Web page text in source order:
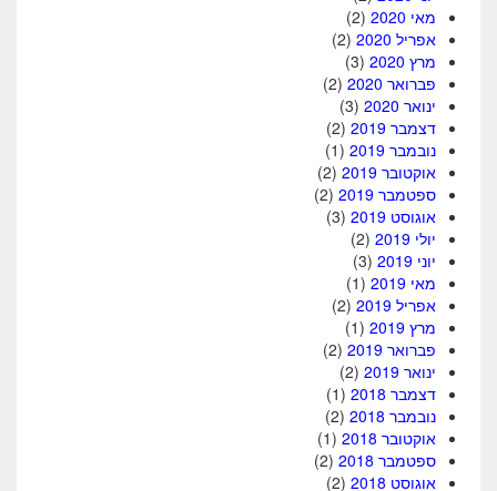
מאי 2020
(2)
אפריל 2020
(2)
מרץ 2020
(3)
פברואר 2020
(2)
ינואר 2020
(3)
דצמבר 2019
(2)
נובמבר 2019
(1)
אוקטובר 2019
(2)
ספטמבר 2019
(2)
אוגוסט 2019
(3)
יולי 2019
(2)
יוני 2019
(3)
מאי 2019
(1)
אפריל 2019
(2)
מרץ 2019
(1)
פברואר 2019
(2)
ינואר 2019
(2)
דצמבר 2018
(1)
נובמבר 2018
(2)
אוקטובר 2018
(1)
ספטמבר 2018
(2)
אוגוסט 2018
(2)